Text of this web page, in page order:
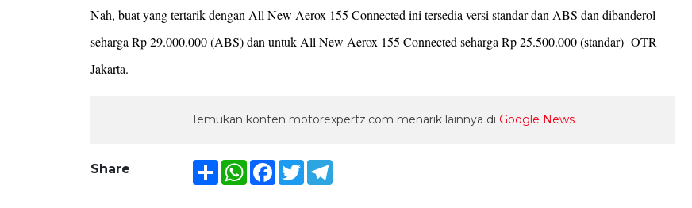
Nah, buat yang tertarik dengan All New Aerox 155 Connected ini tersedia versi standar dan ABS dan dibanderol
seharga Rp 29.000.000 (ABS) dan untuk All New Aerox 155 Connected seharga Rp 25.500.000 (standar) OTR
Jakarta.
Temukan konten motorexpertz.com menarik lainnya di Google News
Share ShareWhatsApp
Facebook
TwitterTelegram